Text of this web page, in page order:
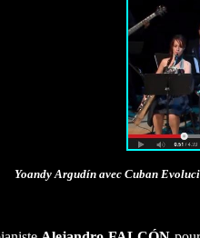
Yoandy Argudín avec Cuban